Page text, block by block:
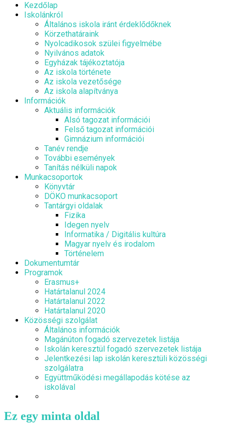
Kezdőlap
Iskolánkról
Általános iskola iránt érdeklődőknek
Körzethatáraink
Nyolcadikosok szülei figyelmébe
Nyilvános adatok
Egyházak tájékoztatója
Az iskola története
Az iskola vezetősége
Az iskola alapítványa
Információk
Aktuális információk
Alsó tagozat információi
Felső tagozat információi
Gimnázium információi
Tanév rendje
További események
Tanítás nélküli napok
Munkacsoportok
Könyvtár
DÖKO munkacsoport
Tantárgyi oldalak
Fizika
Idegen nyelv
Informatika / Digitális kultúra
Magyar nyelv és irodalom
Történelem
Dokumentumtár
Programok
Erasmus+
Határtalanul 2024
Határtalanul 2022
Határtalanul 2020
Közösségi szolgálat
Általános információk
Magánúton fogadó szervezetek listája
Iskolán keresztül fogadó szervezetek listája
Jelentkezési lap iskolán keresztüli közösségi
szolgálatra
Együttműködési megállapodás kötése az
iskolával
Ez egy minta oldal